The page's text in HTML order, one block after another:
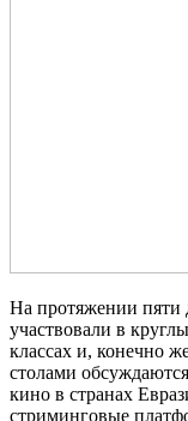
На протяжении пяти
участвовали в
классах и, конечно
столами
кино в странах
стриминговые